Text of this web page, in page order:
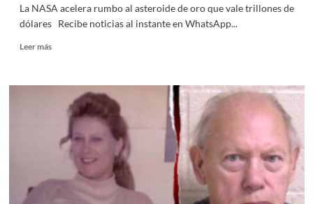
y
dónde
La NASA acelera rumbo al asteroide de oro que vale trillones de
dólares Recibe noticias al instante en WhatsApp...
Leer másRead
La
NASA
acelera
rumbo
asteroide
oro